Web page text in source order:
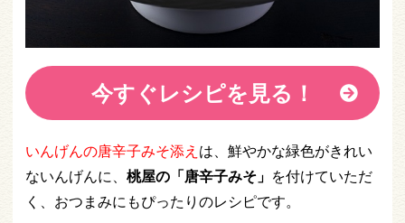
今すぐレシピを見る！
いんげんの唐辛子みそ添え は、鮮やかな緑色がきれい
ないんげんに、 桃屋の「唐辛子みそ」 を付けていただ
く、おつまみにもぴったりのレシピです。